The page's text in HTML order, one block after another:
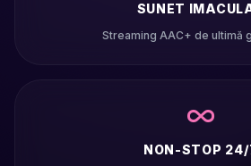
SUNET
Streaming AAC+ de ultimă
NON-STOP 24/